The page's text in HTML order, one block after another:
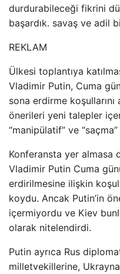
durdurabileceği fikrini
başardık. savaş ve adil
REKLAM
Ülkesi toplantıya
Vladimir Putin, Cuma
sona erdirme koşullarını
önerileri yeni talepler
“manipülatif” ve
Konferansta yer almasa
Vladimir Putin Cuma
erdirilmesine ilişkin
koydu. Ancak Putin’in
içermiyordu ve Kiev
olarak nitelendirdi.
Putin ayrıca Rus
milletvekillerine,